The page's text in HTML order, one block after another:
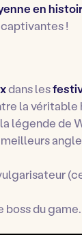
en
!
dans les
la véritable
légende de
(ce
boss du game.